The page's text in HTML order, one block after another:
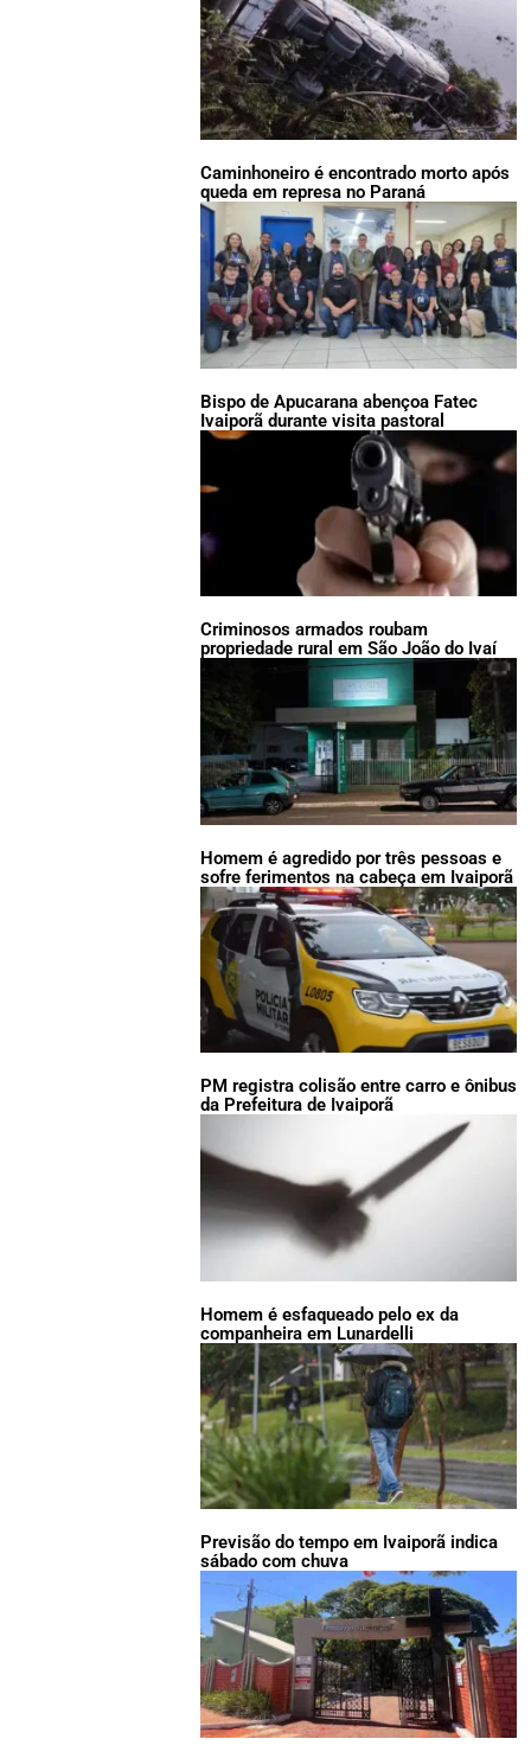
Caminhoneiro é encontrado morto após
queda em represa no Paraná
Bispo de Apucarana abençoa Fatec
Ivaiporã durante visita pastoral
Criminosos armados roubam
propriedade rural em São João do Ivaí
Homem é agredido por três pessoas e
sofre ferimentos na cabeça em Ivaiporã
PM registra colisão entre carro e ônibus
da Prefeitura de Ivaiporã
Homem é esfaqueado pelo ex da
companheira em Lunardelli
Previsão do tempo em Ivaiporã indica
sábado com chuva